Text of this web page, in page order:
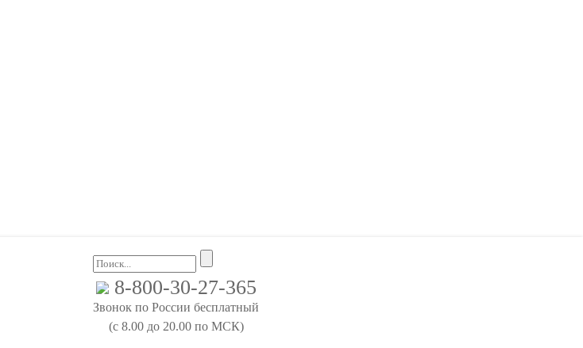
8-800-30-27-365
Звонок по России бесплатный
(с 8.00 до 20.00 по МСК)